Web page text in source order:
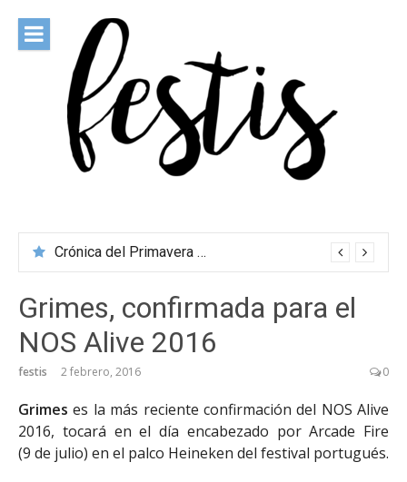
contenido
Crónica del Primavera Sound Porto 2026
Grimes, confirmada para el
NOS Alive 2016
festis 2 febrero, 2016 0
Grimes es la más reciente confirmación del NOS Alive
2016, tocará en el día encabezado por Arcade Fire
(9 de julio) en el palco Heineken del festival portugués.